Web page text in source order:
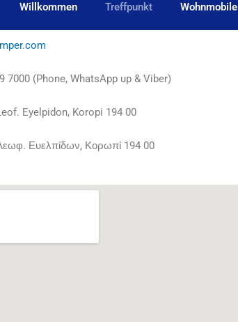
Willkommen Treffpunkt Wohnmobile
7000 (Phone, WhatsApp up & Viber)
Eyelpidon, Koropi 194 00
Ευελπίδων, Κορωπί 194 00